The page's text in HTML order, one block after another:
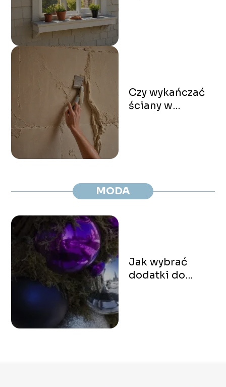
Czy wykańczać
ściany w
MODA
Jak wybrać
dodatki do